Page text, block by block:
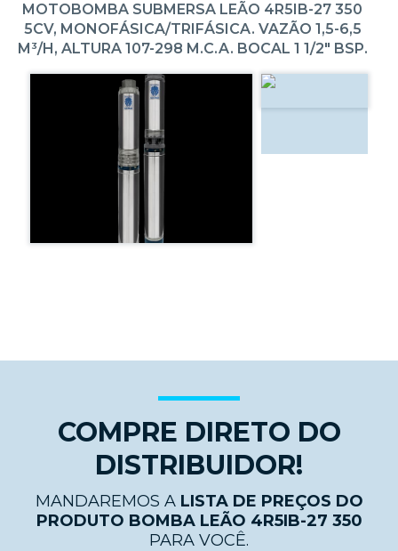
MOTOBOMBA SUBMERSA LEÃO 4R5IB-27 350
5CV, MONOFÁSICA/TRIFÁSICA. VAZÃO 1,5-6,5
M³/H, ALTURA 107-298 M.C.A. BOCAL 1 1/2" BSP.
COMPRE DIRETO DO
DISTRIBUIDOR!
MANDAREMOS A LISTA DE PREÇOS DO
PRODUTO BOMBA LEÃO 4R5IB-27 350
PARA VOCÊ.